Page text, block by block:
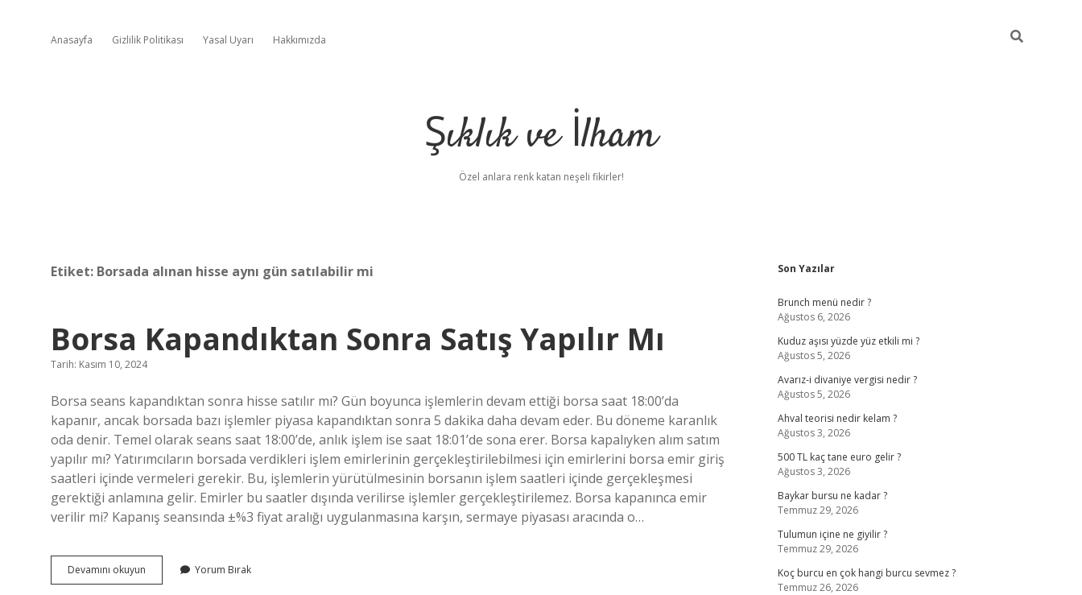
Anasayfa Gizlilik Politikası Yasal Uyarı Hakkımızda
Şıklık ve İlham
Özel anlara renk katan neşeli fikirler!
Etiket: Borsada alınan hisse aynı gün satılabilir mi
Borsa Kapandıktan Sonra Satış Yapılır Mı
Tarih: Kasım 10, 2024
Borsa seans kapandıktan sonra hisse satılır mı? Gün boyunca işlemlerin devam ettiği borsa saat 18:00’da
kapanır, ancak borsada bazı işlemler piyasa kapandıktan sonra 5 dakika daha devam eder. Bu döneme karanlık
oda denir. Temel olarak seans saat 18:00’de, anlık işlem ise saat 18:01’de sona erer. Borsa kapalıyken alım satım
yapılır mı? Yatırımcıların borsada verdikleri işlem emirlerinin gerçekleştirilebilmesi için emirlerini borsa emir giriş
saatleri içinde vermeleri gerekir. Bu, işlemlerin yürütülmesinin borsanın işlem saatleri içinde gerçekleşmesi
gerektiği anlamına gelir. Emirler bu saatler dışında verilirse işlemler gerçekleştirilemez. Borsa kapanınca emir
verilir mi? Kapanış seansında ±%3 fiyat aralığı uygulanmasına karşın, sermaye piyasası aracında o…
Devamını okuyun
Kapandıktan
Yorum Bırak
Sidebar
Son Yazılar
Brunch menü nedir ?
Ağustos 6, 2026
Kuduz aşısı yüzde yüz etkili mi ?
Ağustos 5, 2026
Avarız-i divaniye vergisi nedir ?
Ağustos 5, 2026
Ahval teorisi nedir kelam ?
Ağustos 3, 2026
500 TL kaç tane euro gelir ?
Ağustos 3, 2026
Baykar bursu ne kadar ?
Temmuz 29, 2026
Tulumun içine ne giyilir ?
Temmuz 29, 2026
Koç burcu en çok hangi burcu sevmez ?
Temmuz 26, 2026